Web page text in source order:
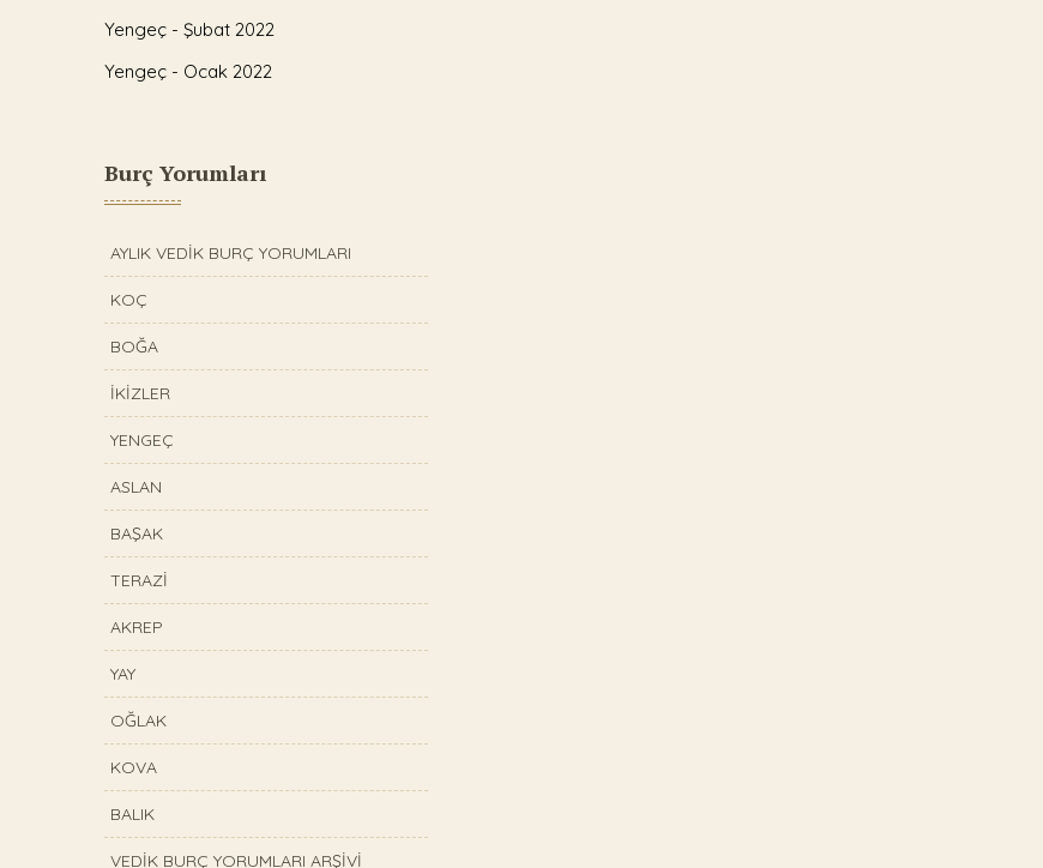
Yengeç - Şubat 2022
Yengeç - Ocak 2022
Burç Yorumları
AYLIK VEDİK BURÇ YORUMLARI
KOÇ
BOĞA
İKİZLER
YENGEÇ
ASLAN
BAŞAK
TERAZİ
AKREP
YAY
OĞLAK
KOVA
BALIK
VEDİK BURÇ YORUMLARI ARŞİVİ